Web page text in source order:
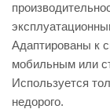
Адаптированы к
мобильным или
Используется
недорого.